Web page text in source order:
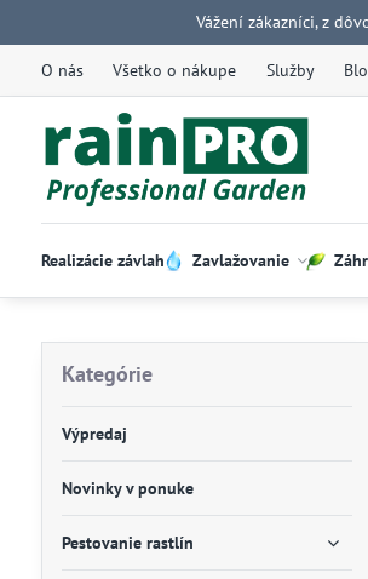
Vážení zákazníci, z
O nás Všetko o nákupe Služby
Realizácie závlah Zavlažovanie
Kategórie
Výpredaj
Novinky v ponuke
Pestovanie rastlín